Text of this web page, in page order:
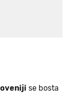
se bosta